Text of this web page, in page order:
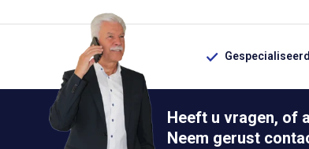
Heeft u vragen, of
Neem gerust